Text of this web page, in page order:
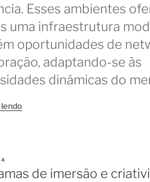
Esses ambientes
uma infraestrutura
oportunidades de
adaptando-se às
dinâmicas do
usarde imersão e